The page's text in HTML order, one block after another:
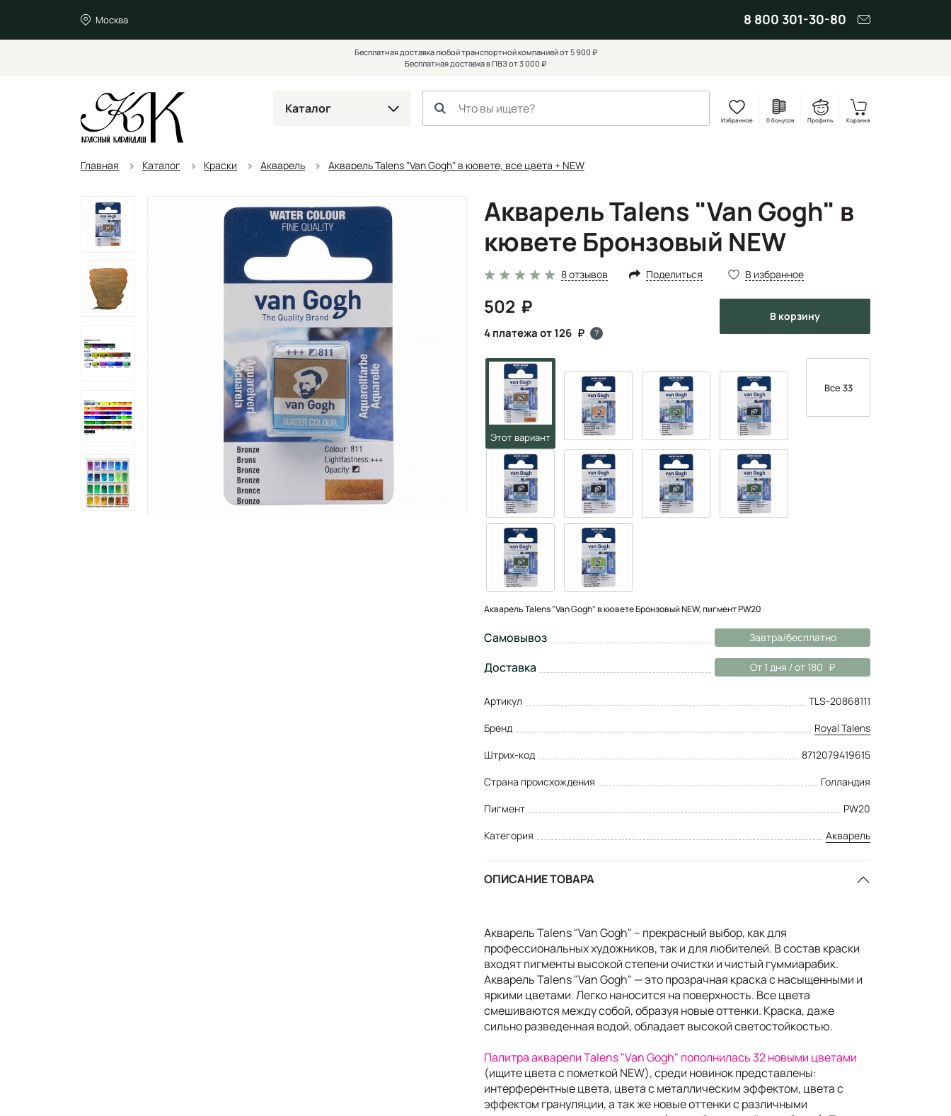
Москва 8 800 301-30-80
Бесплатная доставка любой транспортной компанией от 5 900 ₽
Бесплатная доставка в ПВЗ от 3 000 ₽
Каталог
Избранное 0 бонусов Профиль Корзина
Главная Каталог Краски Акварель Акварель Talens "Van Gogh" в кювете, все цвета + NEW
Акварель Talens "Van Gogh" в
кювете Бронзовый NEW
8 отзывов Поделиться В избранное
502
4 платежа от 126 ?
в корзину
Все 33
Акварель Talens "Van Gogh" в кювете Бронзовый NEW, пигмент PW20
Самовывоз Завтра/бесплатно
Доставка От 1 дня / от 180
Артикул
TLS-20868111
Бренд
Royal Talens
Штрих-код
8712079419615
Страна происхождения
Голландия
Пигмент
PW20
Категория
Акварель
ОПИСАНИЕ ТОВАРА
Акварель Talens "Van Gogh" – прекрасный выбор, как для
профессиональных художников, так и для любителей. В состав краски
входят пигменты высокой степени очистки и чистый гуммиарабик.
Акварель Talens "Van Gogh" — это прозрачная краска с насыщенными и
яркими цветами. Легко наносится на поверхность. Все цвета
смешиваются между собой, образуя новые оттенки. Краска, даже
сильно разведенная водой, обладает высокой светостойкостью.
Палитра акварели Talens "Van Gogh" пополнилась 32 новыми цветами
(ищите цвета с пометкой NEW), среди новинок представлены:
интерферентные цвета, цвета с металлическим эффектом, цвета с
эффектом грануляции, а так же новые оттенки с различными